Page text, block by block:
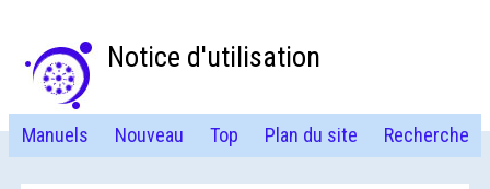
Notice d'utilisation
Manuels Nouveau Top Plan du site Recherche